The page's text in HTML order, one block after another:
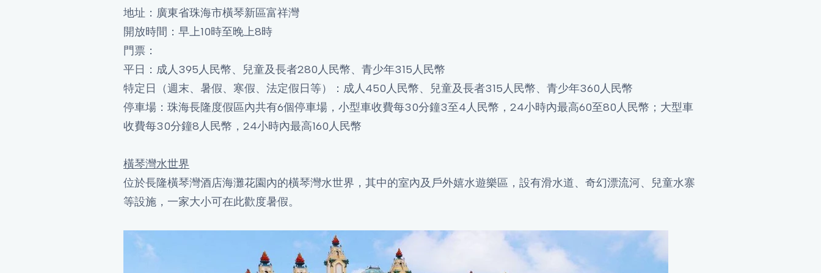
地址：廣東省珠海市橫琴新區富祥灣
開放時間：早上10時至晚上8時
門票：
平日：成人395人民幣、兒童及長者280人民幣、青少年315人民幣
特定日（週末、暑假、寒假、法定假日等）：成人450人民幣、兒童及長者315人民幣、青少年360人民幣
停車場：珠海長隆度假區內共有6個停車場，小型車收費每30分鐘3至4人民幣，24小時內最高60至80人民幣；大型車
收費每30分鐘8人民幣，24小時內最高160人民幣
橫琴灣水世界
位於長隆橫琴灣酒店海灘花園內的橫琴灣水世界，其中的室內及戶外嬉水遊樂區，設有滑水道、奇幻漂流河、兒童水寨
等設施，一家大小可在此歡度暑假。